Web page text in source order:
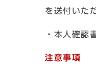
を送付いた
・本人確認
注意事項